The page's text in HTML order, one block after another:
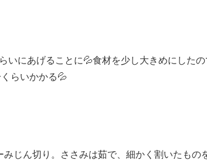
いにあげることに💦食材を少し大きめにしたの
らいかかる💦
じん切り。ささみは茹で、細かく割いたもの